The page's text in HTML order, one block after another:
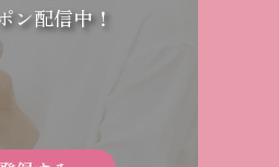
ン配信中！